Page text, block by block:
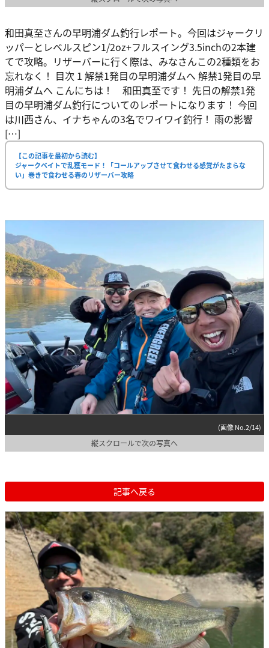
和田真至さんの早明浦ダム釣行レポート。今回はジャークリ
ッパーとレベルスピン1/2oz+フルスイング3.5inchの2本建
てで攻略。リザーバーに行く際は、みなさんこの2種類をお
忘れなく！ 目次 1 解禁1発目の早明浦ダムへ 解禁1発目の早
明浦ダムへ こんにちは！ 和田真至です！ 先日の解禁1発
目の早明浦ダム釣行についてのレポートになります！ 今回
は川西さん、イナちゃんの3名でワイワイ釣行！ 雨の影響
[…]
【この記事を最初から読む】
ジャークベイトで乱獲モード！「コールアップさせて食わせる感覚がたまらな
い」巻きで食わせる春のリザーバー攻略
(画像 No.2/14)
縦スクロールで次の写真へ
記事へ戻る